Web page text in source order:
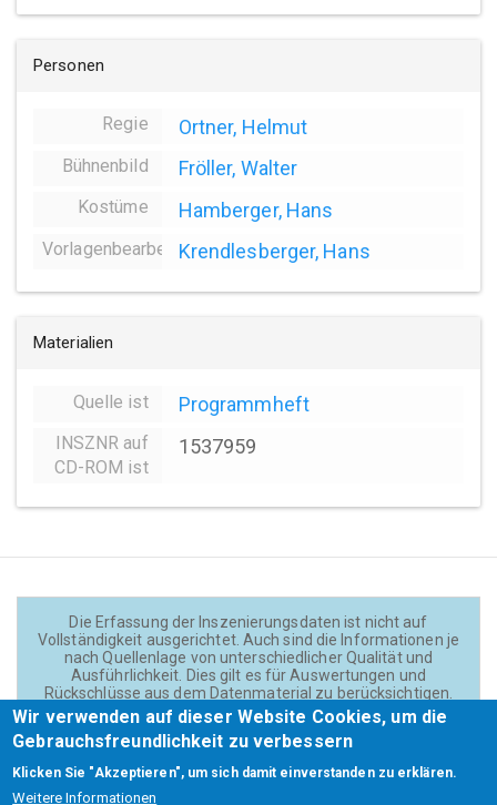
Personen
Regie Ortner, Helmut
Bühnenbild Fröller, Walter
Kostüme Hamberger, Hans
VorlagenbearbeitungKrendlesberger, Hans
Materialien
Quelle ist Programmheft
INSZNR auf
CD-ROM ist
1537959
Die Erfassung der Inszenierungsdaten ist nicht auf
Vollständigkeit ausgerichtet. Auch sind die Informationen je
nach Quellenlage von unterschiedlicher Qualität und
Ausführlichkeit. Dies gilt es für Auswertungen und
Rückschlüsse aus dem Datenmaterial zu berücksichtigen.
Daten und Texte auf der Website sind - wenn nicht anders
angegeben - lizensiert unterCC BY 4.0(Creator:
Theadok.at).
Wir verwenden auf dieser Website Cookies, um die
Gebrauchsfreundlichkeit zu verbessern
Klicken Sie "Akzeptieren", um sich damit einverstanden zu erklären.
Weitere Informationen